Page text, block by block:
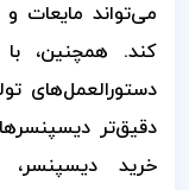
می‌تواند مایعات
کند. همچنین،
دستورالعمل‌های
دقیق‌تر
خرید دیسپنسر،